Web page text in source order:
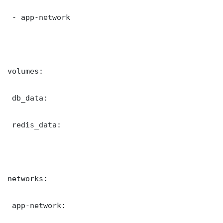
- app-network
volumes:
db_data:
redis_data:
networks:
app-network: